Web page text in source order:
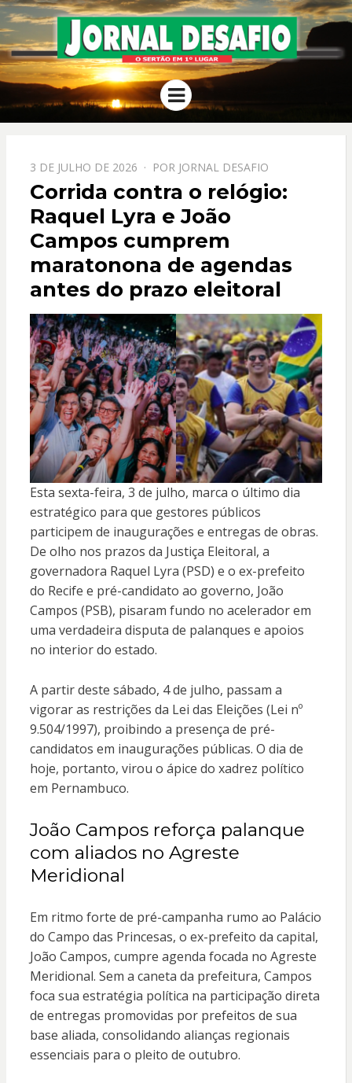
JORNAL
DESAFIO
O Sertão em 1º Lugar
Menu
PPOSTADO
EM
3 DE JULHO DE 2026 POR JORNAL DESAFIO
Corrida contra o relógio:
Raquel Lyra e João
Campos cumprem
maratonona de agendas
antes do prazo eleitoral
Esta sexta-feira, 3 de julho, marca o último dia
estratégico para que gestores públicos
participem de inaugurações e entregas de obras.
De olho nos prazos da Justiça Eleitoral, a
governadora Raquel Lyra (PSD) e o ex-prefeito
do Recife e pré-candidato ao governo, João
Campos (PSB), pisaram fundo no acelerador em
uma verdadeira disputa de palanques e apoios
no interior do estado.
A partir deste sábado, 4 de julho, passam a
vigorar as restrições da Lei das Eleições (Lei nº
9.504/1997), proibindo a presença de pré-
candidatos em inaugurações públicas. O dia de
hoje, portanto, virou o ápice do xadrez político
em Pernambuco.
João Campos reforça palanque
com aliados no Agreste
Meridional
Em ritmo forte de pré-campanha rumo ao Palácio
do Campo das Princesas, o ex-prefeito da capital,
João Campos, cumpre agenda focada no Agreste
Meridional. Sem a caneta da prefeitura, Campos
foca sua estratégia política na participação direta
de entregas promovidas por prefeitos de sua
base aliada, consolidando alianças regionais
essenciais para o pleito de outubro.